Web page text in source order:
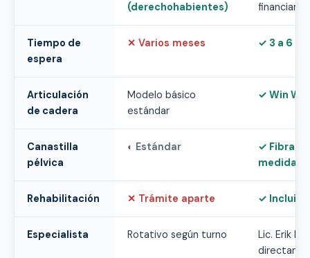
(derechohabientes)
Tiempo de
espera
Varios meses 3 a 6
Articulación
de cadera
Modelo básico
estándar
Win
Canastilla
pélvica
Estándar
Fibra
medida
Rehabilitación Trámite aparte Incluida
Especialista Rotativo según turno
Lic. Erik